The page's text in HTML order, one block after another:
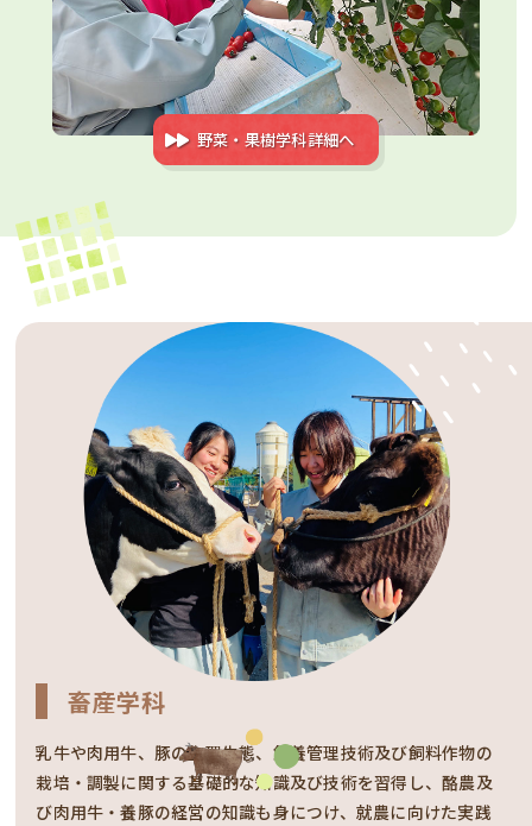
野菜・果樹学科詳細へ
畜産学科
乳牛や肉用牛、豚の生理生態、飼養管理技術及び飼料作物の
栽培・調製に関する基礎的な知識及び技術を習得し、酪農及
び肉用牛・養豚の経営の知識も身につけ、就農に向けた実践